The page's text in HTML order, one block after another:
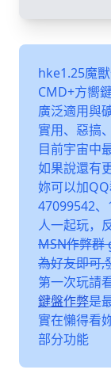
hke1.25魔
CMD+方嚮
廣泛適用與
實用、惡搞
目前宇宙中
如果說還有
妳可以加QQ
47099542
人一起玩，
MSN作弊群
為好友即可,
第一次玩請
鍵盤作弊是
實在懶得看
部分功能